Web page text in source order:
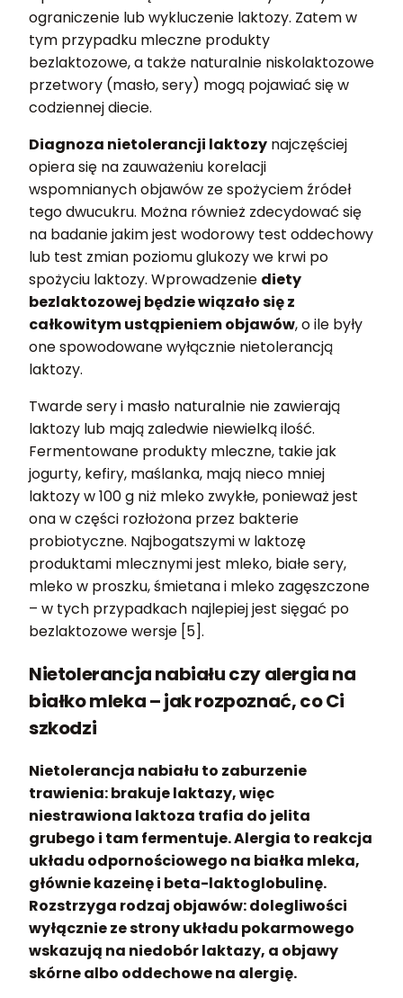
ograniczenie lub wykluczenie laktozy. Zatem w
tym przypadku mleczne produkty
bezlaktozowe, a także naturalnie niskolaktozowe
przetwory (masło, sery) mogą pojawiać się w
codziennej diecie.
Diagnoza nietolerancji laktozy najczęściej
opiera się na zauważeniu korelacji
wspomnianych objawów ze spożyciem źródeł
tego dwucukru. Można również zdecydować się
na badanie jakim jest wodorowy test oddechowy
lub test zmian poziomu glukozy we krwi po
spożyciu laktozy. Wprowadzenie diety
bezlaktozowej będzie wiązało się z
całkowitym ustąpieniem objawów, o ile były
one spowodowane wyłącznie nietolerancją
laktozy.
Twarde sery i masło naturalnie nie zawierają
laktozy lub mają zaledwie niewielką ilość.
Fermentowane produkty mleczne, takie jak
jogurty, kefiry, maślanka, mają nieco mniej
laktozy w 100 g niż mleko zwykłe, ponieważ jest
ona w części rozłożona przez bakterie
probiotyczne. Najbogatszymi w laktozę
produktami mlecznymi jest mleko, białe sery,
mleko w proszku, śmietana i mleko zagęszczone
– w tych przypadkach najlepiej jest sięgać po
bezlaktozowe wersje [5].
Nietolerancja nabiału czy alergia na
białko mleka – jak rozpoznać, co Ci
szkodzi
Nietolerancja nabiału to zaburzenie
trawienia: brakuje laktazy, więc
niestrawiona laktoza trafia do jelita
grubego i tam fermentuje. Alergia to reakcja
układu odpornościowego na białka mleka,
głównie kazeinę i beta-laktoglobulinę.
Rozstrzyga rodzaj objawów: dolegliwości
wyłącznie ze strony układu pokarmowego
wskazują na niedobór laktazy, a objawy
skórne albo oddechowe na alergię.